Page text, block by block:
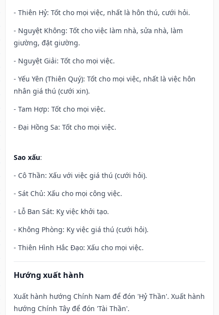
- Thiên Hỷ: Tốt cho mọi việc, nhất là hôn thú, cưới hỏi.
- Nguyệt Không: Tốt cho việc làm nhà, sửa nhà, làm
giường, đặt giường.
- Nguyệt Giải: Tốt cho mọi việc.
- Yếu Yên (Thiên Quý): Tốt cho mọi việc, nhất là việc hôn
nhân giá thú (cưới xin).
- Tam Hợp: Tốt cho mọi việc.
- Đại Hồng Sa: Tốt cho mọi việc.
Sao xấu:
- Cô Thần: Xấu với việc giá thú (cưới hỏi).
- Sát Chủ: Xấu cho mọi công việc.
- Lỗ Ban Sát: Kỵ việc khởi tạo.
- Không Phòng: Kỵ việc giá thú (cưới hỏi).
- Thiên Hình Hắc Đạo: Xấu cho mọi việc.
Hướng xuất hành
Xuất hành hướng Chính Nam để đón 'Hỷ Thần'. Xuất hành
hướng Chính Tây để đón 'Tài Thần'.